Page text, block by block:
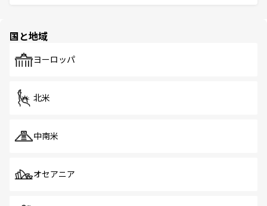
で、ホーカーズは地元の風情を楽しめる外せないスポット
国と地域
ヨーロッパ
北米
中南米
オセアニア